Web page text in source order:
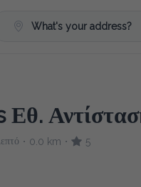
What's your address?
• 0.0 km •
5